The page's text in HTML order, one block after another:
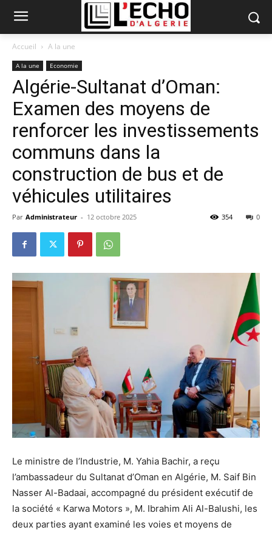
Accueil A la une
A la une Economie
Algérie-Sultanat d’Oman:
Examen des moyens de
renforcer les investissements
communs dans la
construction de bus et de
véhicules utilitaires
Par Administrateur - 12 octobre 2025 0
354
Le ministre de l’Industrie, M. Yahia Bachir, a reçu
l’ambassadeur du Sultanat d’Oman en Algérie, M. Saif Bin
Nasser Al-Badaai, accompagné du président exécutif de
la société « Karwa Motors », M. Ibrahim Ali Al-Balushi, les
deux parties ayant examiné les voies et moyens de